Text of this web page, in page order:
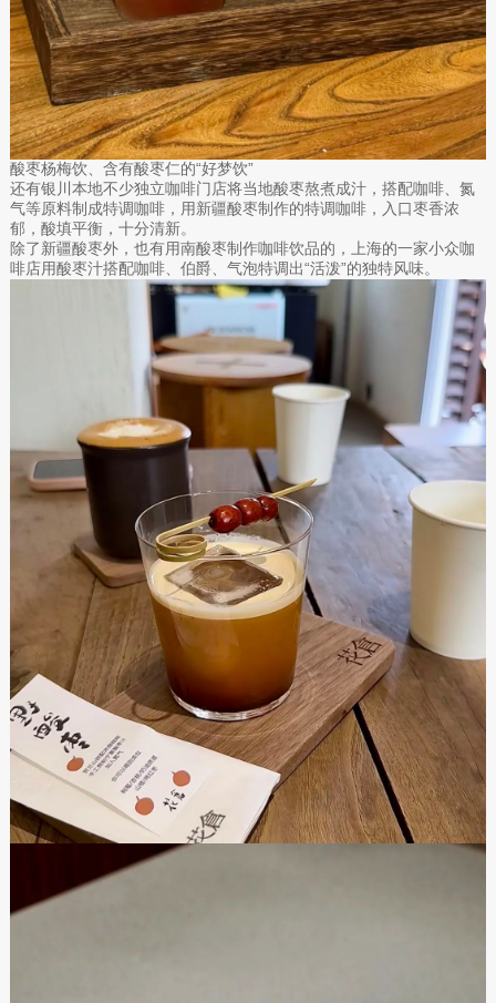
酸枣杨梅饮、含有酸枣仁的“好梦饮”
还有银川本地不少独立咖啡门店将当地酸枣熬煮成汁，搭配咖啡、氮
气等原料制成特调咖啡，用新疆酸枣制作的特调咖啡，入口枣香浓
郁，酸填平衡，十分清新。
除了新疆酸枣外，也有用南酸枣制作咖啡饮品的，上海的一家小众咖
啡店用酸枣汁搭配咖啡、伯爵、气泡特调出“活泼”的独特风味。